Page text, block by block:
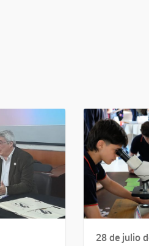
28 de julio